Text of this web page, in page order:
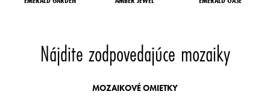
Nájdite zodpovedajúce mozaiky
MOZAIKOVÉ OMIETKY